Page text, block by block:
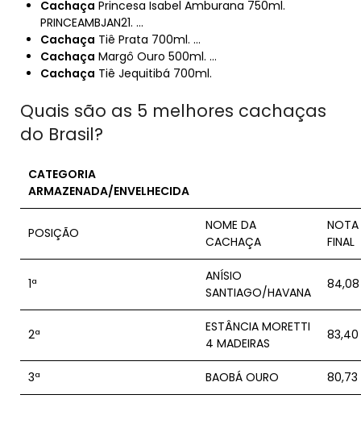
Cachaça Princesa Isabel Amburana 750ml.
PRINCEAMBJAN21. …
Cachaça Tiê Prata 700ml. …
Cachaça Margô Ouro 500ml. …
Cachaça Tiê Jequitibá 700ml.
Quais são as 5 melhores cachaças
do Brasil?
CATEGORIA
ARMAZENADA/ENVELHECIDA
POSIÇÃO
NOME DA
CACHAÇA
NOTA
FINAL
1ª
ANÍSIO
SANTIAGO/HAVANA
84,08
2ª
ESTÂNCIA MORETTI
4 MADEIRAS
83,40
3ª BAOBÁ OURO 80,73